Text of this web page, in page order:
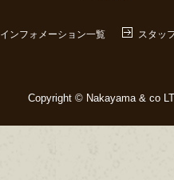
インフォメーション一覧 スタッ
Copyright © Nakayama & co